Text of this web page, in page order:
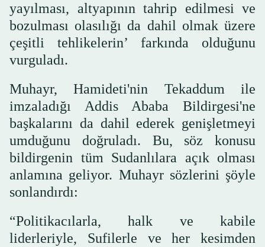
yayılması, altyapının tahrip edilmesi ve
bozulması olasılığı da dahil olmak üzere
çeşitli tehlikelerin’ farkında olduğunu
vurguladı.
Muhayr, Hamideti'nin Tekaddum ile
imzaladığı Addis Ababa Bildirgesi'ne
başkalarını da dahil ederek genişletmeyi
umduğunu doğruladı. Bu, söz konusu
bildirgenin tüm Sudanlılara açık olması
anlamına geliyor. Muhayr sözlerini şöyle
sonlandırdı:
“Politikacılarla, halk ve kabile
liderleriyle, Sufilerle ve her kesimden